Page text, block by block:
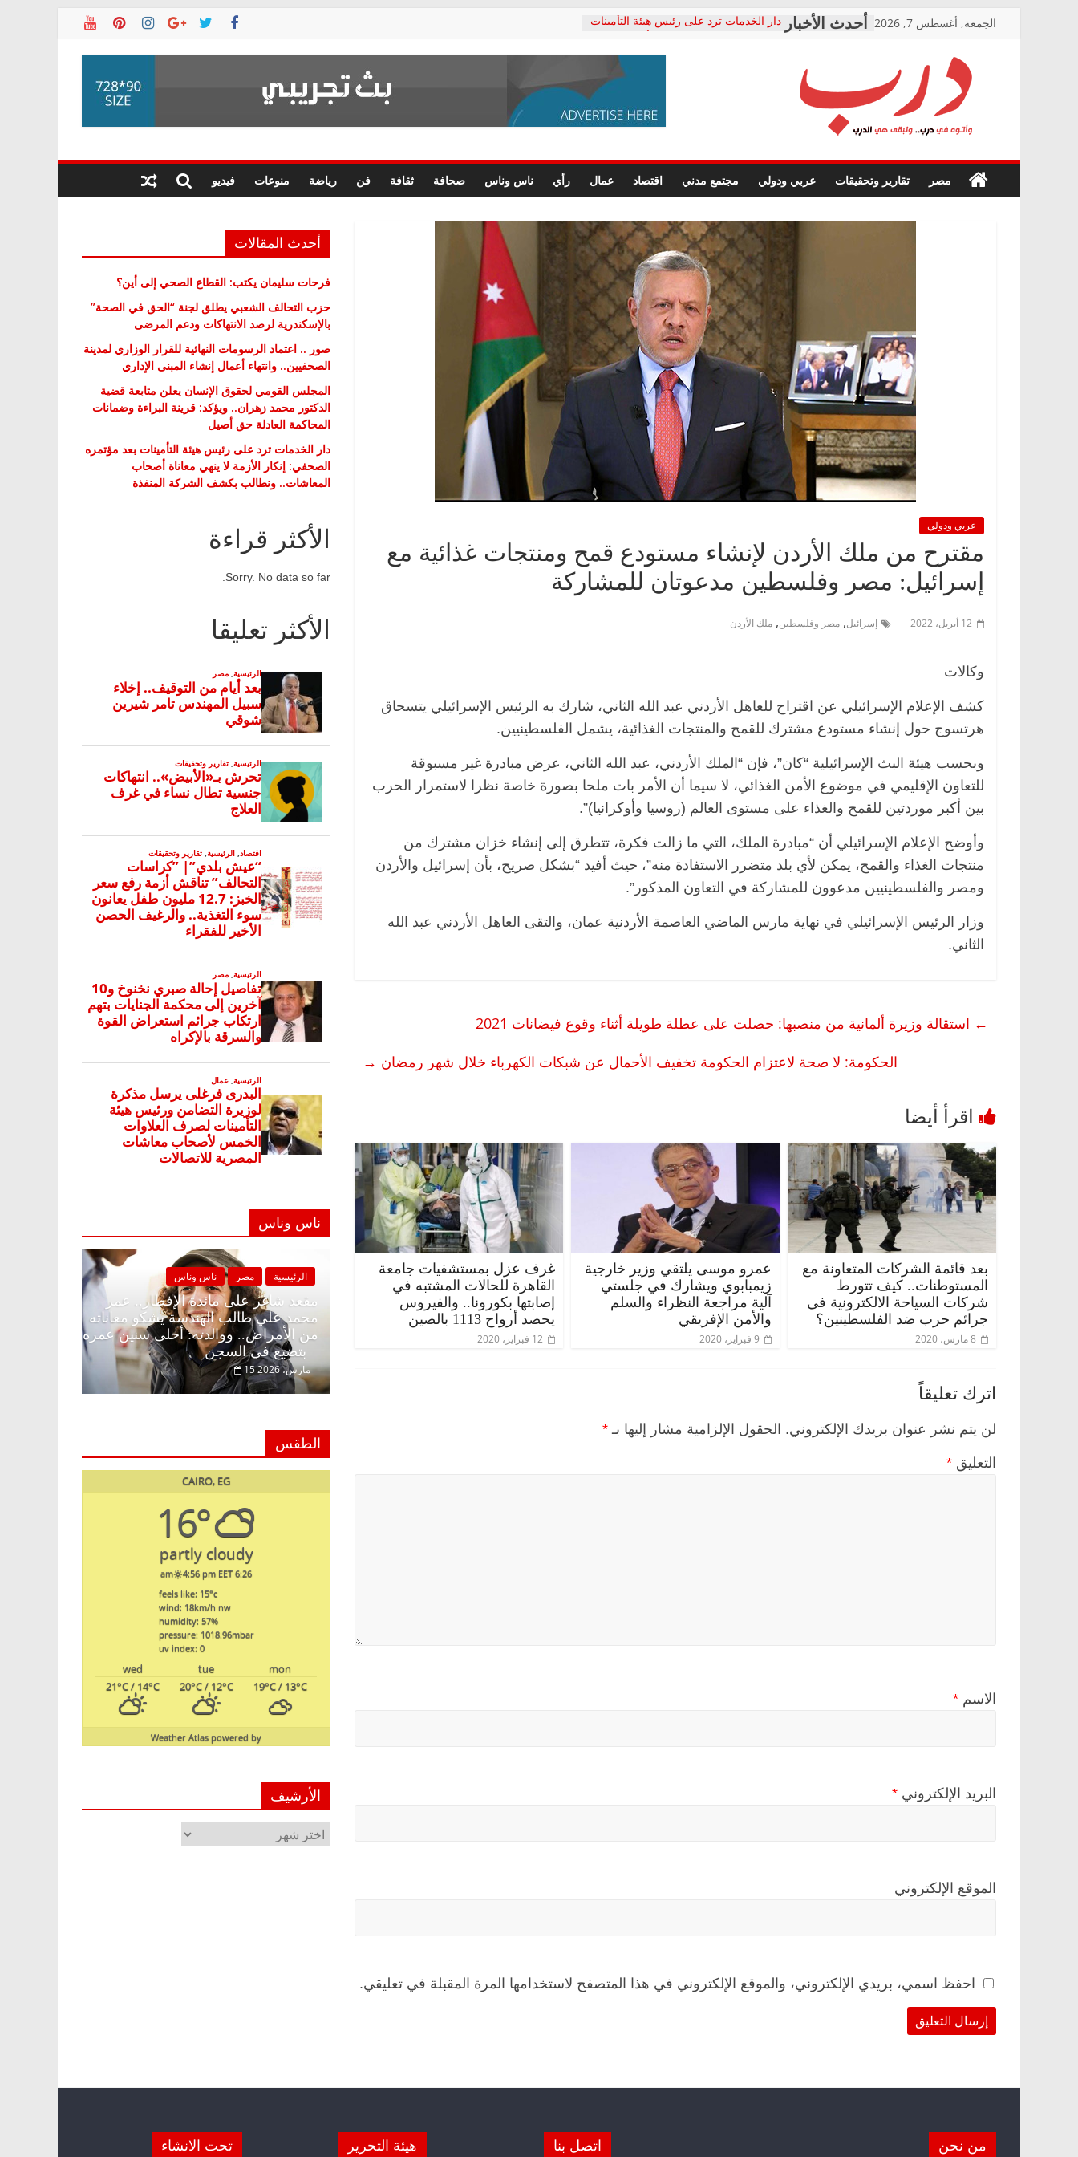
الجمعة, أغسطس 7, 2026
دار الخدمات ترد على رئيس هيئة التأمينات
معاناة أصحاب المعاشات.. ونطالب بكشف
فرحات سليمان يكتب: القطاع الصحي إلى
حزب التحالف الشعبي يطلق لجنة “الحق
صور .. اعتماد الرسومات النهائية للقرار
الوزاري لمدينة الصحفيين.. وانتهاء أعمال
إنشاء المبنى الإداري
متابعة قضية الدكتور محمد زهران.. ويؤكد:
قرينة البراءة وضمانات المحاكمة العادلة
حق أصيل
درب
في
درب..
مصر تقارير وتحقيقات عربي ودولي مجتمع مدني اقتصاد عمال رأي ناس وناس صحافة ثقافة فن رياضة منوعات فيديو
عربي ودولي
مقترح من ملك الأردن لإنشاء مستودع قمح ومنتجات غذائية مع
إسرائيل: مصر وفلسطين مدعوتان للمشاركة
12 أبريل، 2022 إسرائيل, مصر وفلسطين, ملك الأردن
وكالات
كشف الإعلام الإسرائيلي عن اقتراح للعاهل الأردني عبد الله الثاني، شارك به الرئيس الإسرائيلي يتسحاق
هرتسوج حول إنشاء مستودع مشترك للقمح والمنتجات الغذائية، يشمل الفلسطينيين.
وبحسب هيئة البث الإسرائيلية “كان”، فإن “الملك الأردني، عبد الله الثاني، عرض مبادرة غير مسبوقة
للتعاون الإقليمي في موضوع الأمن الغذائي، لا سيما أن الأمر بات ملحا بصورة خاصة نظرا لاستمرار الحرب
بين أكبر موردتين للقمح والغذاء على مستوى العالم (روسيا وأوكرانيا)”.
وأوضح الإعلام الإسرائيلي أن “مبادرة الملك، التي ما زالت فكرة، تتطرق إلى إنشاء خزان مشترك من
منتجات الغذاء والقمح، يمكن لأي بلد متضرر الاستفادة منه”، حيث أفيد “بشكل صريح، بأن إسرائيل والأردن
ومصر والفلسطينيين مدعوون للمشاركة في التعاون المذكور”.
وزار الرئيس الإسرائيلي في نهاية مارس الماضي العاصمة الأردنية عمان، والتقى العاهل الأردني عبد الله
الثاني.
← استقالة وزيرة ألمانية من منصبها: حصلت على عطلة طويلة أثناء وقوع فيضانات 2021
الحكومة: لا صحة لاعتزام الحكومة تخفيف الأحمال عن شبكات الكهرباء خلال شهر رمضان →
بعد قائمة الشركات المتعاونة مع
المستوطنات.. كيف تتورط
شركات السياحة الالكترونية في
جرائم حرب ضد الفلسطينين؟
8 مارس، 2020
عمرو موسى يلتقي وزير خارجية
زيمبابوي ويشارك في جلستي
آلية مراجعة النظراء والسلم
والأمن الإفريقي
9 فبراير، 2020
غرف عزل بمستشفيات جامعة
القاهرة للحالات المشتبه في
إصابتها بكورونا.. والفيروس
يحصد أرواح 1113 بالصين
12 فبراير، 2020
اترك تعليقاً
لن يتم نشر عنوان بريدك الإلكتروني. الحقول الإلزامية مشار إليها بـ *
التعليق *
الاسم *
البريد الإلكتروني *
الموقع الإلكتروني
احفظ اسمي، بريدي الإلكتروني، والموقع الإلكتروني في هذا المتصفح لاستخدامها المرة المقبلة في تعليقي.
أحدث المقالات
فرحات سليمان يكتب: القطاع الصحي إلى أين؟
حزب التحالف الشعبي يطلق لجنة “الحق في الصحة”
بالإسكندرية لرصد الانتهاكات ودعم المرضى
صور .. اعتماد الرسومات النهائية للقرار الوزاري لمدينة
الصحفيين.. وانتهاء أعمال إنشاء المبنى الإداري
المجلس القومي لحقوق الإنسان يعلن متابعة قضية
الدكتور محمد زهران.. ويؤكد: قرينة البراءة وضمانات
المحاكمة العادلة حق أصيل
دار الخدمات ترد على رئيس هيئة التأمينات بعد مؤتمره
الصحفي: إنكار الأزمة لا ينهي معاناة أصحاب
المعاشات.. ونطالب بكشف الشركة المنفذة
الأكثر قراءة
Sorry. No data so far.
الأكثر تعليقا
ناس وناس
الرئيسية مصر
مقعد شاغر على مائدة
محمد علي طالب الهندسة يشكو
من الأمراض.. ووالدته: أحلى
بتضيع في السجن
15 مارس، 2026
الرئيسية ناس وناس
مقعد شاغر على الإفطار وبلكونة بلا زينة
رمضان.. د. عبدالخالق فاروق خبير
اقتصادي في انتظار حلم الحرية ولمة
الرئيسية مصر ناس وناس
مقعد شاغر على مائدة الإفطار.. يحيى
حسين عبدالهادي فارس مقاومة
الخصخصة الذي دافع عن المال العام
الرئيسية مصر
في ذكرى رحيله.. د. نور فرحات فقيه
قانوني دافع عن قضايا الوطن وانحاز
خبير اقتصادي
وحيداً على أبواب
الطقس
CAIRO, EG
16°
partly cloudy
6:26 am
4:56 pm EET
feels like: 15°c
wind: 18km/h nw
humidity: 57%
pressure: 1018.96mbar
uv index: 0
mon
tue
wed
19°C/ 13°C
20°C/ 12°C
21°C/ 14°C
powered by
Weather Atlas
الأرشيف
الأرشيف
من نحن اتصل بنا هيئة التحرير تحت الانشاء